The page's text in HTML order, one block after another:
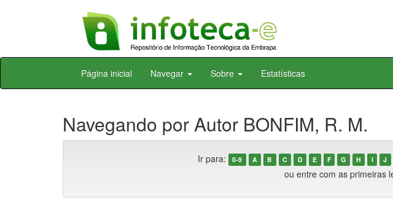
Skip
Página inicial Navegar Sobre Estatísticas
Navegando por Autor BONFIM, R. M.
Ir para: 0-9 A B C D E F G H I J
ou entre com as primeiras